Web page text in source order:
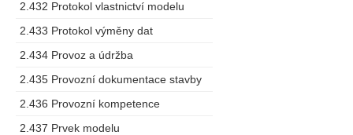
2.432 Protokol vlastnictví modelu
2.433 Protokol výměny dat
2.434 Provoz a údržba
2.435 Provozní dokumentace stavby
2.436 Provozní kompetence
2.437 Prvek modelu